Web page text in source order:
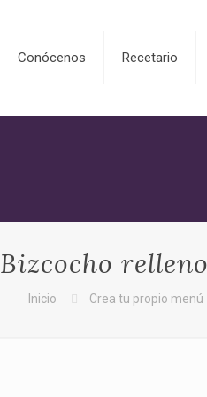
Conócenos Recetario
Bizcocho
Inicio Crea tu propio menú